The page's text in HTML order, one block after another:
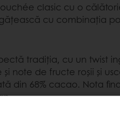
clasic cu o
cu combinația
tradiția, cu un twist
note de fructe roșii și
din 68% cacao. Nota